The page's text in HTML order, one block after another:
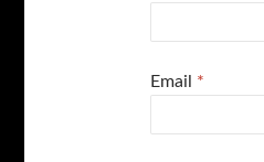
Email *